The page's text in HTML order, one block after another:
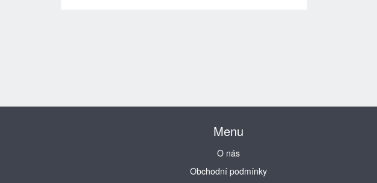
Menu
O nás
Obchodní podmínky